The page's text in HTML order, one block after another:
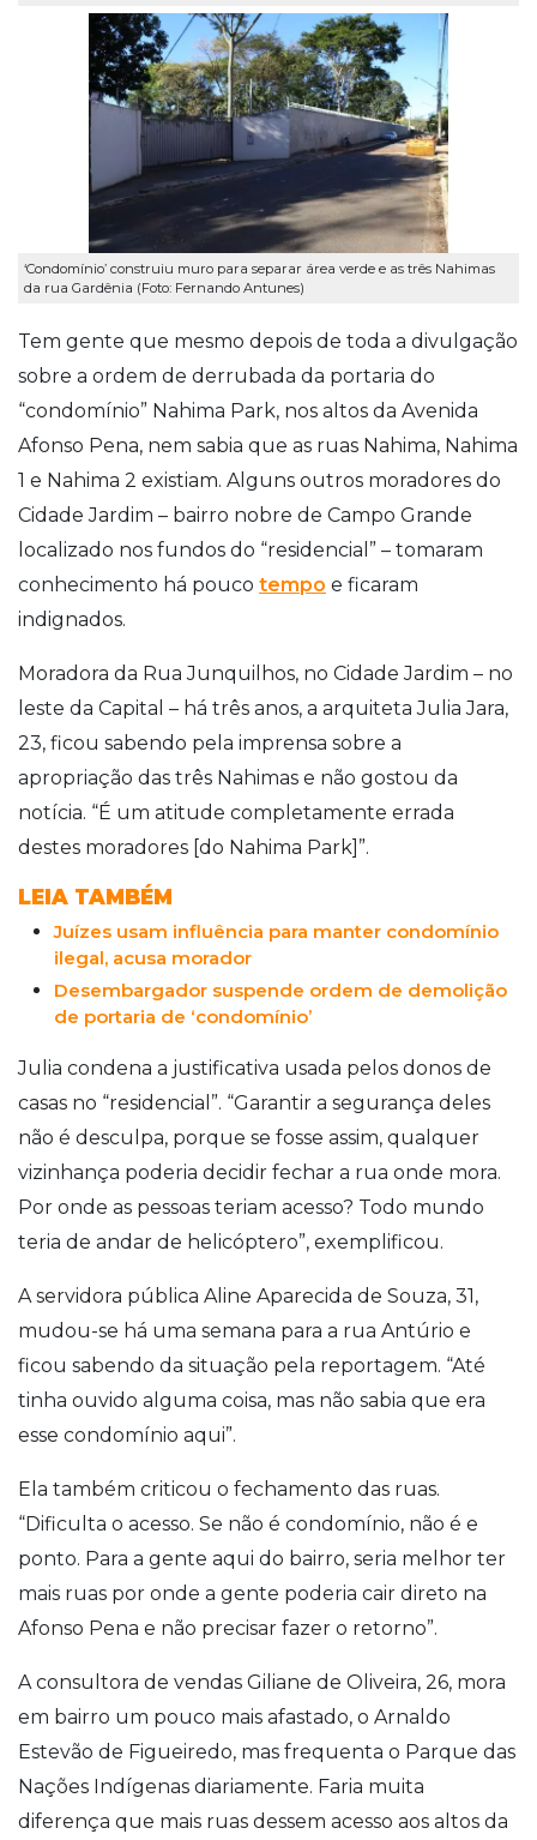
‘Condomínio’ construiu muro para separar área verde e as três Nahimas
da rua Gardênia (Foto: Fernando Antunes)
Tem gente que mesmo depois de toda a divulgação
sobre a ordem de derrubada da portaria do
“condomínio” Nahima Park, nos altos da Avenida
Afonso Pena, nem sabia que as ruas Nahima, Nahima
1 e Nahima 2 existiam. Alguns outros moradores do
Cidade Jardim – bairro nobre de Campo Grande
localizado nos fundos do “residencial” – tomaram
conhecimento há pouco tempo e ficaram
indignados.
Moradora da Rua Junquilhos, no Cidade Jardim – no
leste da Capital – há três anos, a arquiteta Julia Jara,
23, ficou sabendo pela imprensa sobre a
apropriação das três Nahimas e não gostou da
notícia. “É um atitude completamente errada
destes moradores [do Nahima Park]”.
LEIA TAMBÉM
Juízes usam influência para manter condomínio
ilegal, acusa morador
Desembargador suspende ordem de demolição
de portaria de ‘condomínio’
Julia condena a justificativa usada pelos donos de
casas no “residencial”. “Garantir a segurança deles
não é desculpa, porque se fosse assim, qualquer
vizinhança poderia decidir fechar a rua onde mora.
Por onde as pessoas teriam acesso? Todo mundo
teria de andar de helicóptero”, exemplificou.
A servidora pública Aline Aparecida de Souza, 31,
mudou-se há uma semana para a rua Antúrio e
ficou sabendo da situação pela reportagem. “Até
tinha ouvido alguma coisa, mas não sabia que era
esse condomínio aqui”.
Ela também criticou o fechamento das ruas.
“Dificulta o acesso. Se não é condomínio, não é e
ponto. Para a gente aqui do bairro, seria melhor ter
mais ruas por onde a gente poderia cair direto na
Afonso Pena e não precisar fazer o retorno”.
A consultora de vendas Giliane de Oliveira, 26, mora
em bairro um pouco mais afastado, o Arnaldo
Estevão de Figueiredo, mas frequenta o Parque das
Nações Indígenas diariamente. Faria muita
diferença que mais ruas dessem acesso aos altos da